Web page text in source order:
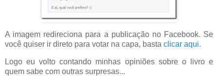
A imagem redireciona para a publicação no Facebook. Se
você quiser ir direto para votar na capa, basta clicar aqui.
Logo eu volto contando minhas opiniões sobre o livro e
quem sabe com outras surpresas...